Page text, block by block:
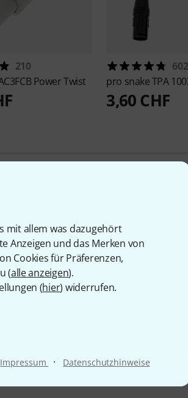
mit allem was dazugehört
Anzeigen und das Merken von
Cookies für Präferenzen,
(alle anzeigen).
(hier) widerrufen.
Impressum · Datenschutzhinweise
210
Power Twist
602
pro snakeTPA
3,60 CHF
Jetzt